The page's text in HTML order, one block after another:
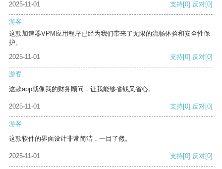
2025-11-01
支持[0] 反对[0]
游客
这款加速器VPM应用程序已经为我们带来了无限的流畅体验和安全性保
护。
2025-11-01
支持[0] 反对[0]
游客
这款app就像我的财务顾问，让我能够省钱又省心。
2025-11-01 支持[0] 反对[0]
游客
这款软件的界面设计非常简洁，一目了然。
2025-11-01 支持[0] 反对[0]